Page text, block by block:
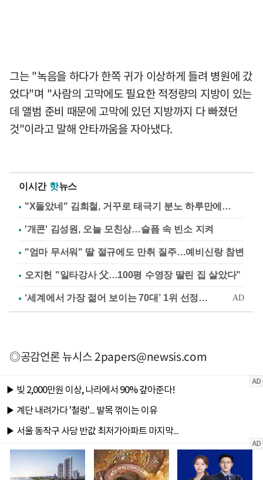
그는 "녹음을 하다가 한쪽 귀가 이상하게 들려 병원에 갔
었다"며 "사람의 고막에도 필요한 적정량의 지방이 있는
데 앨범 준비 때문에 고막에 있던 지방까지 다 빠졌던
것"이라고 말해 안타까움을 자아냈다.
이시간 핫뉴스
"X돌았네" 김희철, 거꾸로 태극기 분노 하루만에…
'개콘' 김성원, 오늘 모친상…슬픔 속 빈소 지켜
"엄마 무서워" 딸 절규에도 만취 질주…예비신랑 참변
오지헌 "일타강사 父…100평 수영장 딸린 집 살았다"
◎공감언론 뉴시스2papers@newsis.com